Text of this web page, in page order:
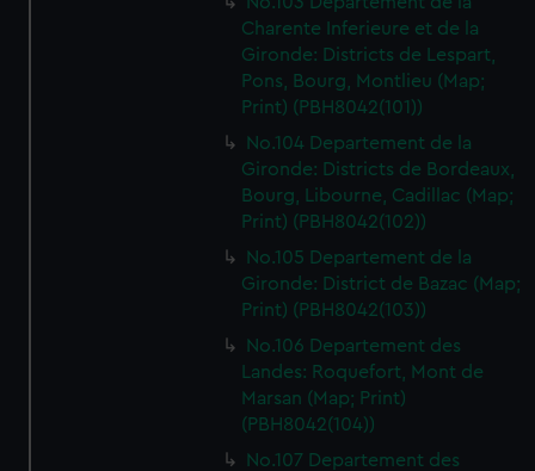
Charente Inferieure et de la
Gironde: Districts de Lespart,
Pons, Bourg, Montlieu (Map;
Print) (PBH8042(101))
No.104 Departement de la
Gironde: Districts de Bordeaux,
Bourg, Libourne, Cadillac (Map;
Print) (PBH8042(102))
No.105 Departement de la
Gironde: District de Bazac (Map;
Print) (PBH8042(103))
No.106 Departement des
Landes: Roquefort, Mont de
Marsan (Map; Print)
(PBH8042(104))
No.107 Departement des